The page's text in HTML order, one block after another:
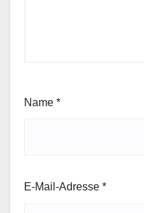
Name *
E-Mail-Adresse *